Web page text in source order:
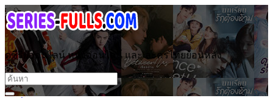
ดูซีรี่ย์ออนไลน์ หนังออนไลน์ และ ละครไทยย้อนหลัง